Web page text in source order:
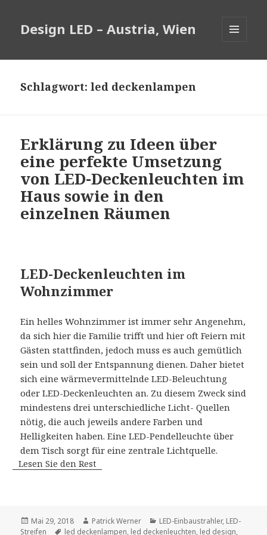
Design LED – Austria, Wien
Schlagwort:led deckenlampen
Erklärung zu Ideen über
eine perfekte Umsetzung
von LED-Deckenleuchten im
Haus sowie in den
einzelnen Räumen
LED-Deckenleuchten im
Wohnzimmer
Ein helles Wohnzimmer ist immer sehr Angenehm,
da sich hier die Familie trifft und hier oft Feiern mit
Gästen stattfinden, jedoch muss es auch gemütlich
sein und soll der Entspannung dienen. Daher bietet
sich eine wärmevermittelnde LED-Beleuchtung
oder LED-Deckenleuchten an. Zu diesem Zweck sind
mindestens drei unterschiedliche Licht- Quellen
nötig, die auch jeweils andere Farben und
Helligkeiten haben. Eine LED-Pendelleuchte über
dem Tisch sorgt für eine zentrale Lichtquelle.
Lesen Sie den Rest
Veröffentlicht
am
Mai 29, 2018 Autor
Patrick Werner Kategorien
LED-Einbaustrahler, LED-
Streifen
Schlagwörter
led deckenlampen, led deckenleuchten, led design,